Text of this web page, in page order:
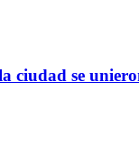
ciudad se